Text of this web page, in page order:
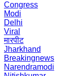
Congress
Modi
Delhi
Viral
मारपीट
Jharkhand
Breakingnews
Narendramodi